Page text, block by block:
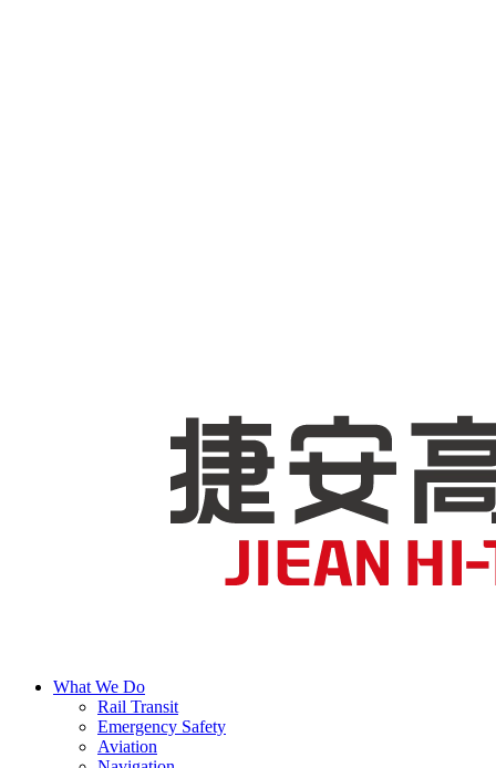
What We Do
Rail Transit
Emergency Safety
Aviation